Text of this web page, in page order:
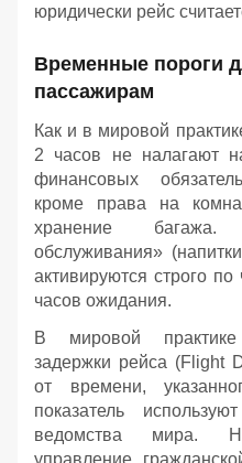
юридически рейс
Временные пороги
пассажирам
Как и в мировой
2 часов не налагают
финансовых
кроме права на
хранение багажа.
обслуживания»
активируются строго
часов ожидания.
В мировой
задержки рейса (Flight
от времени,
показатель
ведомства мира.
управление